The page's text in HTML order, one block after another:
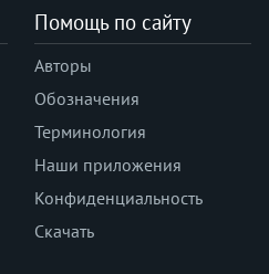
Помощь по сайту
Авторы
Обозначения
Терминология
Наши приложения
Конфиденциальность
Скачать